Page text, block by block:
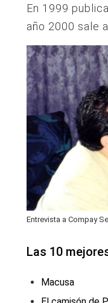
En 1999
año 2000 sale
Entrevista a Compay
Las 10
Macusa